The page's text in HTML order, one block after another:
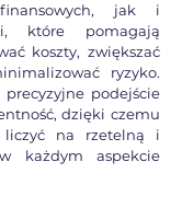
jak i
które pomagają
koszty, zwiększać
ryzyko.
podejście
dzięki czemu
na rzetelną i
każdym aspekcie